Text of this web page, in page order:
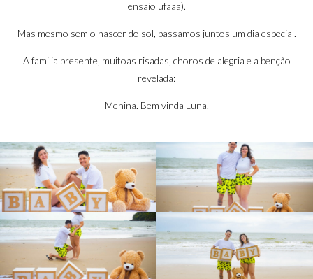
Luciano
ensaio ufaaa).
Mas mesmo sem o nascer do sol, passamos juntos um dia especial.
A familia presente, muitoas risadas, choros de alegria e a benção
revelada:
Menina. Bem vinda Luna.